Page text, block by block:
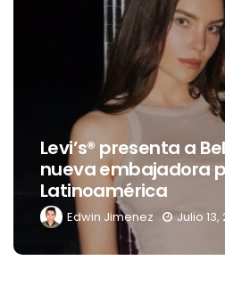
Levi’s® presenta a
nueva embajadora
Latinoamérica
Edwin Jimenez Julio 13,